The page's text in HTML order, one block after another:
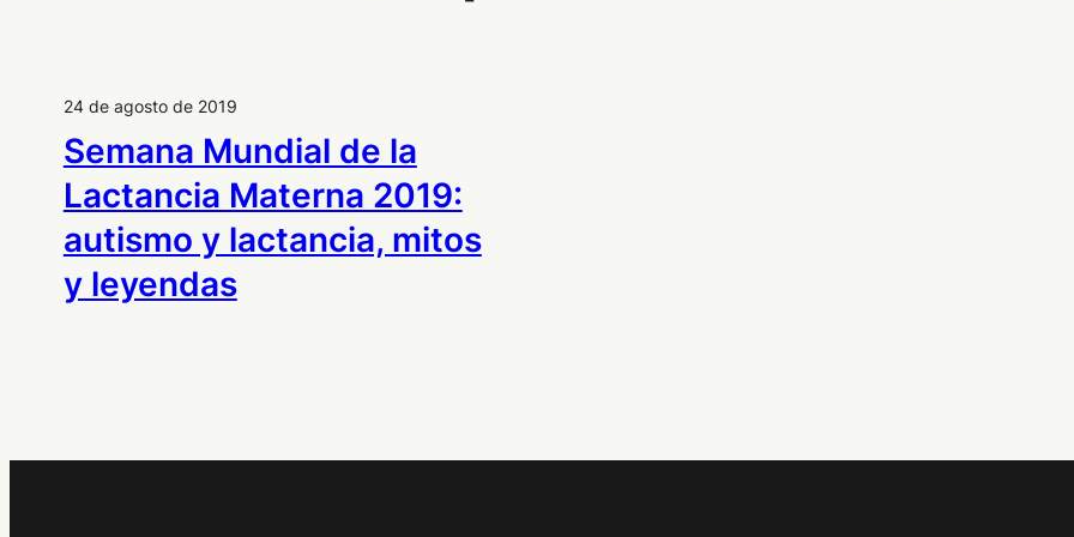
24 de agosto de 2019
Semana Mundial de la
Lactancia Materna 2019:
autismo y lactancia, mitos
y leyendas